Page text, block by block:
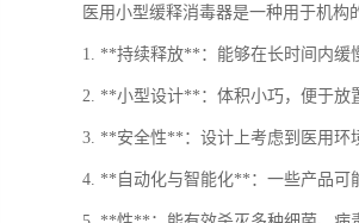
医用小型缓释消毒器是一种用于机构
1. **持续释放**：能够在长时间内缓
2. **小型设计**：体积小巧，便于放
3. **安全性**：设计上考虑到医用环
4. **自动化与智能化**：一些产品可